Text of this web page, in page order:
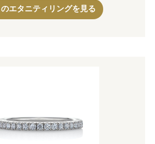
のエタニティリングを見る